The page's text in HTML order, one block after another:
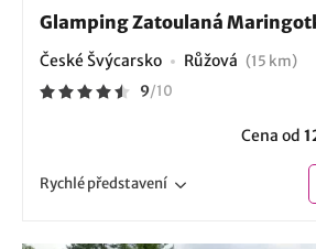
Glamping Zatoulaná
České Švýcarsko Růžová (15 km)
9/10
Cena od
Rychlépředstavení